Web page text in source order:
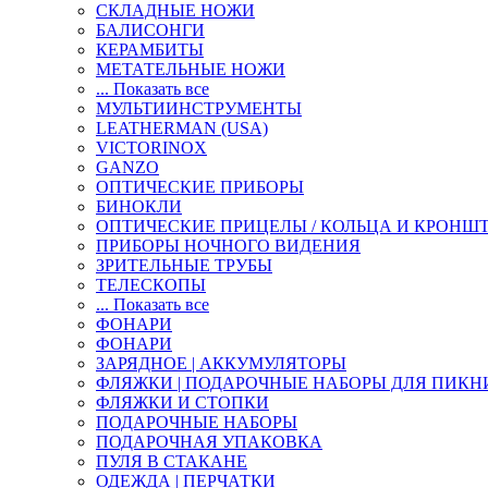
СКЛАДНЫЕ НОЖИ
БАЛИСОНГИ
КЕРАМБИТЫ
МЕТАТЕЛЬНЫЕ НОЖИ
... Показать все
МУЛЬТИИНСТРУМЕНТЫ
LEATHERMAN (USA)
VICTORINOX
GANZO
ОПТИЧЕСКИЕ ПРИБОРЫ
БИНОКЛИ
ОПТИЧЕСКИЕ ПРИЦЕЛЫ / КОЛЬЦА И
ПРИБОРЫ НОЧНОГО ВИДЕНИЯ
ЗРИТЕЛЬНЫЕ ТРУБЫ
ТЕЛЕСКОПЫ
... Показать все
ФОНАРИ
ФОНАРИ
ЗАРЯДНОЕ | АККУМУЛЯТОРЫ
ФЛЯЖКИ | ПОДАРОЧНЫЕ НАБОРЫ ДЛЯ
ФЛЯЖКИ И СТОПКИ
ПОДАРОЧНЫЕ НАБОРЫ
ПОДАРОЧНАЯ УПАКОВКА
ПУЛЯ В СТАКАНЕ
ОДЕЖДА | ПЕРЧАТКИ